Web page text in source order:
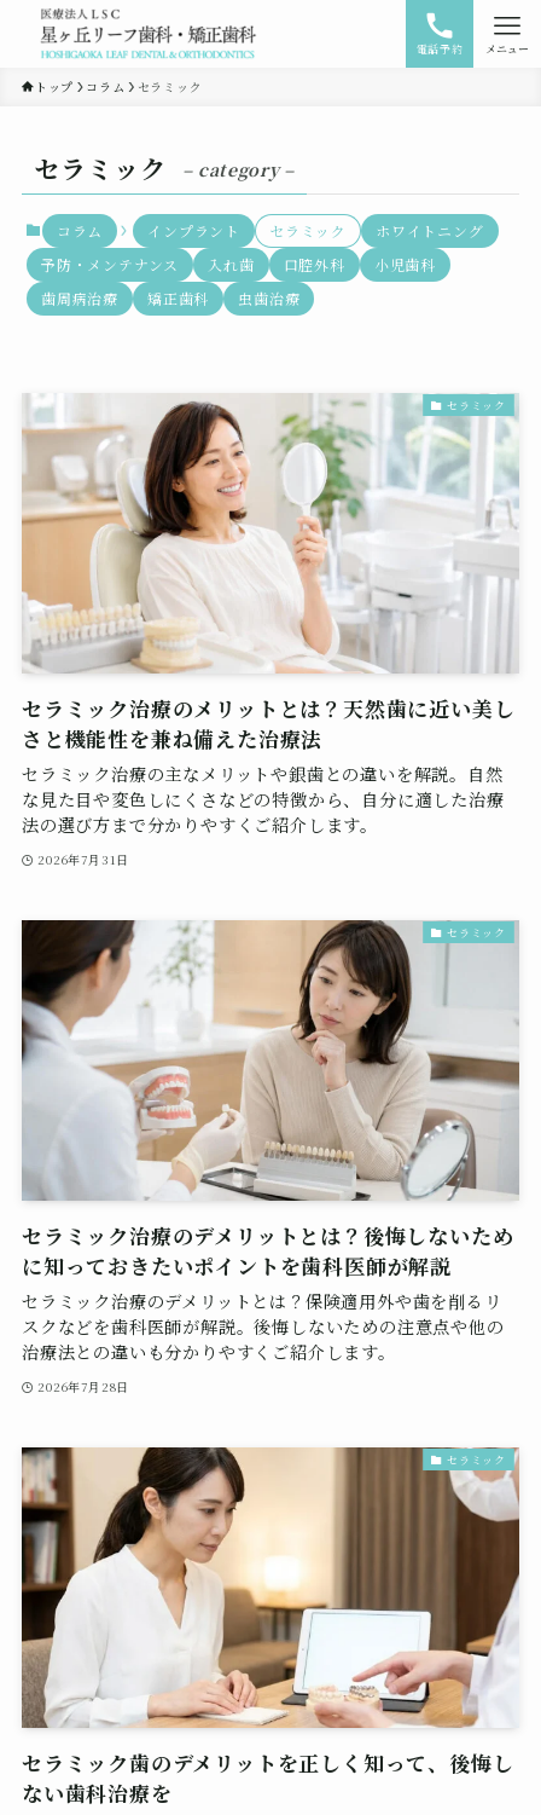
電話予約 メニュー
トップ コラム セラミック
セラミック – category –
コラム インプラント セラミック
ホワイトニング
予防・メンテナンス
入れ歯 口腔外科
小児歯科
歯周病治療
矯正歯科 虫歯治療
セラミック
セラミック治療のメリットとは？天然歯に近い美し
さと機能性を兼ね備えた治療法
セラミック治療の主なメリットや銀歯との違いを解説。自然
な見た目や変色しにくさなどの特徴から、自分に適した治療
法の選び方まで分かりやすくご紹介します。
2026年7月31日
セラミック
セラミック治療のデメリットとは？後悔しないため
に知っておきたいポイントを歯科医師が解説
セラミック治療のデメリットとは？保険適用外や歯を削るリ
スクなどを歯科医師が解説。後悔しないための注意点や他の
治療法との違いも分かりやすくご紹介します。
2026年7月28日
セラミック
セラミック歯のデメリットを正しく知って、後悔し
ない歯科治療を